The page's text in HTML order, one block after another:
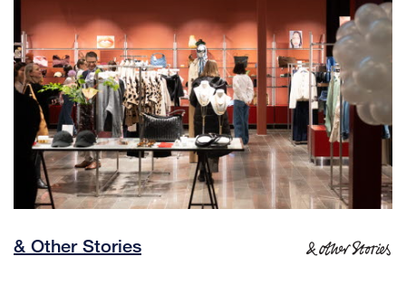
& Other Stories